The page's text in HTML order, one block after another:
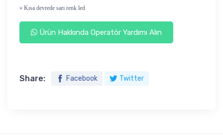
» Kısa devrede sarı renk led
Ürün Hakkında Operatör Yardımı Alın
Share: Facebook Twitter